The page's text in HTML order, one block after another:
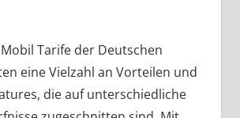
Tarife der Deutschen
eine Vielzahl an Vorteilen und
die auf unterschiedliche